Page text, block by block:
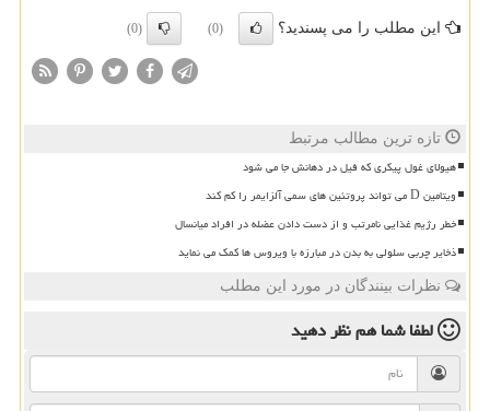
این مطلب را می پسندید؟ (0)
(0)
تازه ترین مطالب مرتبط
هیولای غول پیکری که فیل در دهانش جا می شود
ویتامین D می تواند پروتئین های سمی آلزایمر را کم کند
خطر رژیم غذایی نامرتب و از دست دادن عضله در افراد میانسال
ذخایر چربی سلولی به بدن در مبارزه با ویروس ها کمک می نماید
نظرات بینندگان در مورد این مطلب
لطفا شما همنظر دهید